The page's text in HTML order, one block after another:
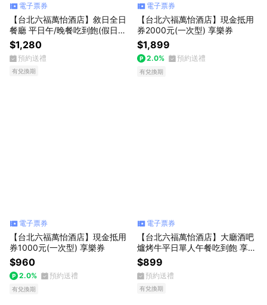
電子票券
【台北六福萬怡酒店】敘日全日
餐廳 平日午/晚餐吃到飽(假日每
張+400) 享樂券
$1,280
預約送禮
有兌換期
電子票券
【台北六福萬怡酒店】現金抵用
券2000元(一次型) 享樂券
$1,899
2.0% 預約送禮
有兌換期
電子票券
【台北六福萬怡酒店】現金抵用
券1000元(一次型) 享樂券
$960
2.0% 預約送禮
有兌換期
電子票券
【台北六福萬怡酒店】大廳酒吧
爐烤牛平日單人午餐吃到飽 享樂
券
$899
預約送禮
有兌換期